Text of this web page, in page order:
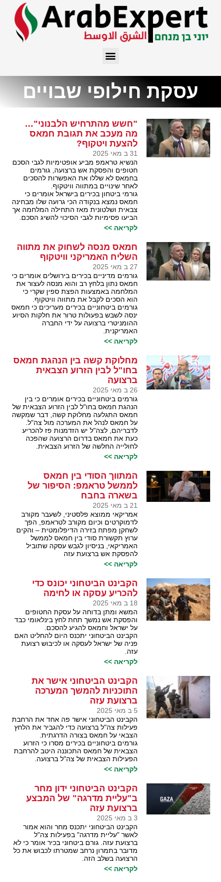
עסקת חילופי שבויים
"חשש מהתרחיש הלבנוני"…
מה מעכב את תגובת חמאס
להצעת ויטקוף?
31 ב מאי 2025
הנשיא טראמפ מביע אופטימיות לגבי הסכם
חטופים והפסקת אש ברצועה, גורמים
בחמאס לא שללו את האפשרות להסכים
לאחר שינויים במתווה וויטקוף.
גורמי ביטחון בכירים בישראל אומרים כי
חמאס נמצא בנקודה הכי גרועה שלו מבחינה
צבאית ושלטונית מאז התחילה המלחמה אך
הביעו פסימיות לגבי הסיכוי להשיג הסכם.
לקריאה >>
חמאס מנסה לשחוק את מתווה
השליח האמריקני וויטקוף
27 ב מאי 2025
גורמים מדיניים בכירים בירושלים אומרים כי
חמאס נתון בלחץ רב והוא מנסה לעצור את
המלחמה באמצעות הפצת ספין שקרי כי
הוא הסכים לקבל את מתווה וויטקוף.
גורמים ביטחוניים בכירים מעריכים כי חמאס
ינסה לשבש בפעולות טרור את חלקות הסיוע
ההומניטרי ברצועה על ידי החברה
האמריקנית.
לקריאה >>
מחלוקת קשה בין הנהגת חמאס
בחו"ל לבין הזרוע הצבאית
ברצועה
26 ב מאי 2025
גורמים ביטחוניים בכירים אומרים כי בין
הנהגת חמאס בחו"ל לבין הזרוע הצבאית של
חמאס התגלעה מחלוקת קשה, דבר שמקשה
על חמאס לנהל את המערכה מול צה"ל.
לדבריהם, לצה"ל יש הזדמנות פז להכריע
כעת את חמאס בדרום הרצועה שהפכה
לחולייה החלשה של הזרוע הצבאית.
לקריאה >>
המתווך הסודי בין חמאס
לממשל טראמפ: הסיפור של
בשארה בחבח
21 ב מאי 2025
אמריקאי ממוצא פלסטיני, לשעבר מקורב
לדמוקרטים וכיום מקורב לטראמפ, הפך
לשחקן מפתח בזירה הדיפלומטית – והקים
ערוץ תקשורת סודי בין חמאס לממשל
האמריקאי, בניסיון לגבש עסקה שתוביל
להפסקת אש ברצועת עזה
לקריאה >>
הקבינט הביטחוני יכונס כדי
להכריע עסקה או לחימה
18 ב מאי 2025
המשא ומתן בדוחה על עסקת החטופים
והפסקת אש נמשך תחת לחץ בינלאומי כבד
על ישראל וחמאס להגיע להסכם.
הקבינט הביטחוני יתכנס היום להחליט האם
פניה של ישראל לעסקה או לכיבוש רצועת
עזה.
לקריאה >>
הקבינט הביטחוני אישר את
התוכניות להמשך המערכה
ברצועת עזה
5 ב מאי 2025
הקבינט הביטחוני אישר פה אחד את הרחבת
פעילות צה"ל ברצועה כדי להגביר את הלחץ
הצבאי על חמאס בצורה הדרגתית.
גורמים ביטחוניים בכירים מסרו כי הזרוע
הצבאית של חמאס התכוננה היטב להרחבת
הפעילות הצבאית של צה"ל ברצועה.
לקריאה >>
הקבינט הביטחוני ידון מחר
ב"עליית מדרגה" של המבצע
ברצועת עזה
3 ב מאי 2025
הקבינט הביטחוני יתכנס מחר והוא אמור
לאשר "עליית מדרגה" בפעילות צה"ל
ברצועת עזה. גורם ביטחוני בכיר אומר כי לא
מדובר בתמרון נרחב שמטרתו לכבוש את כל
הרצועה בשלב הזה.
לקריאה >>